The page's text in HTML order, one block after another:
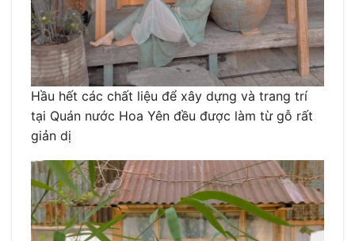
Hầu hết các chất liệu để xây dựng và trang trí
tại Quán nước Hoa Yên đều được làm từ gỗ rất
giản dị